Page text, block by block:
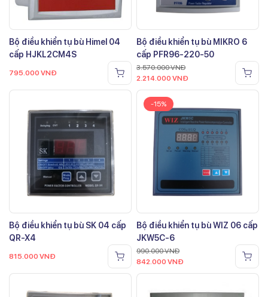
Bộ điều khiển tụ bù Himel 04
cấp HJKL2CM4S
795.000 VNĐ
Bộ điều khiển tụ bù MIKRO 6
cấp PFR96-220-50
3.570.000VNĐ
2.214.000 VNĐ
Bộ điều khiển tụ bù SK 04 cấp
QR-X4
815.000 VNĐ
-15%
Bộ điều khiển tụ bù WIZ 06 cấp
JKW5C-6
990.000VNĐ
842.000 VNĐ